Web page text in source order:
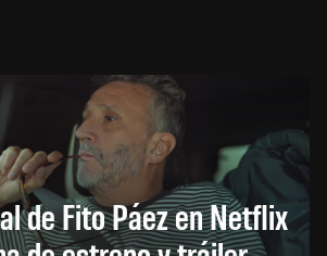
de Fito Páez en Netflix